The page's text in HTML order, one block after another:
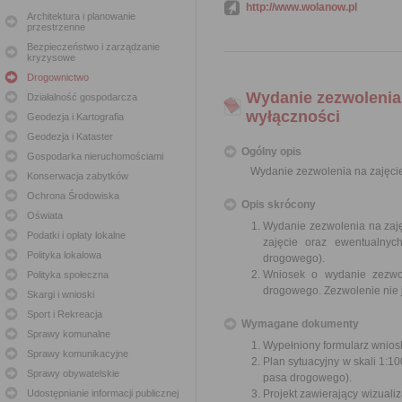
Architektura i planowanie
przestrzenne
Bezpieczeństwo i zarządzanie
kryzysowe
Drogownictwo
Działalność gospodarcza
Geodezja i Kartografia
Geodezja i Kataster
Gospodarka nieruchomościami
Konserwacja zabytków
Ochrona Środowiska
Oświata
Podatki i opłaty lokalne
Polityka lokalowa
Polityka społeczna
Skargi i wnioski
Sport i Rekreacja
Sprawy komunalne
Sprawy komunikacyjne
Sprawy obywatelskie
Udostępnianie informacji publicznej
http://www.wolanow.pl
Wydanie
wyłączności
Ogólny opis
Wydanie zezwolenia na
Opis skrócony
Wydanie zezwolenia na
zajęcie oraz
drogowego).
Wniosek o wydanie
drogowego. Zezwolenie
Wymagane dokumenty
Wypełniony formularz
Plan sytuacyjny w skali
pasa drogowego).
Projekt zawierający